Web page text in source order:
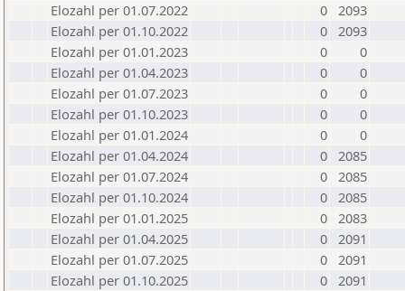
Elozahl per 01.07.2022
0 2093
Elozahl per 01.10.2022
0 2093
Elozahl per 01.01.2023
0
0
Elozahl per 01.04.2023
0
0
Elozahl per 01.07.2023
0
0
Elozahl per 01.10.2023
0
0
Elozahl per 01.01.2024
0
0
Elozahl per 01.04.2024
0 2085
Elozahl per 01.07.2024
0 2085
Elozahl per 01.10.2024
0 2085
Elozahl per 01.01.2025
0 2083
Elozahl per 01.04.2025
0 2091
Elozahl per 01.07.2025
0 2091
Elozahl per 01.10.2025
0 2091